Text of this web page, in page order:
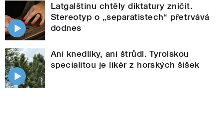
Latgalštinu chtěly diktatury zničit.
Stereotyp o „separatistech“ přetrvává
dodnes
Ani knedlíky, ani štrůdl. Tyrolskou
specialitou je likér z horských šišek